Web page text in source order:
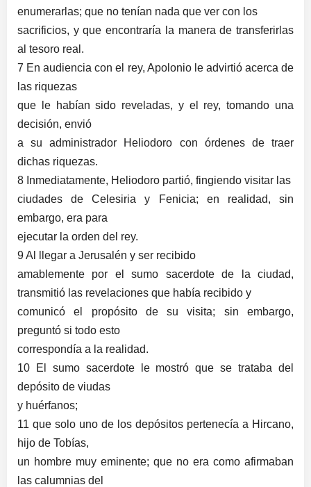
enumerarlas; que no tenían nada que ver con los
sacrificios, y que encontraría la manera de transferirlas
al tesoro real.
7 En audiencia con el rey, Apolonio le advirtió acerca de
las riquezas
que le habían sido reveladas, y el rey, tomando una
decisión, envió
a su administrador Heliodoro con órdenes de traer
dichas riquezas.
8 Inmediatamente, Heliodoro partió, fingiendo visitar las
ciudades de Celesiria y Fenicia; en realidad, sin
embargo, era para
ejecutar la orden del rey.
9 Al llegar a Jerusalén y ser recibido
amablemente por el sumo sacerdote de la ciudad,
transmitió las revelaciones que había recibido y
comunicó el propósito de su visita; sin embargo,
preguntó si todo esto
correspondía a la realidad.
10 El sumo sacerdote le mostró que se trataba del
depósito de viudas
y huérfanos;
11 que solo uno de los depósitos pertenecía a Hircano,
hijo de Tobías,
un hombre muy eminente; que no era como afirmaban
las calumnias del